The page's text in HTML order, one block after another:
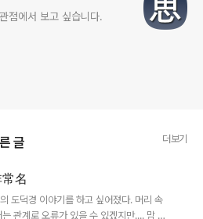
점에서 보고 싶습니다.
글 더보기
非常名
도덕경 이야기를 하고 싶어졌다. 머리 속
관계로 오류가 있을 수 있겠지만.... 맘 편